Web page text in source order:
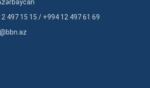
497 15 15 / +994 12 497 61 69